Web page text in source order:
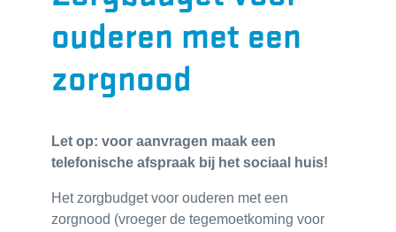
ouderen met een
zorgnood
Let op: voor aanvragen maak een
telefonische afspraak bij het sociaal huis!
Het zorgbudget voor ouderen met een
zorgnood (vroeger de tegemoetkoming voor